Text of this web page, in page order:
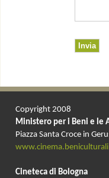
Copyright 2008
Ministero per i Beni e le
Piazza Santa Croce in
Cineteca di Bologna